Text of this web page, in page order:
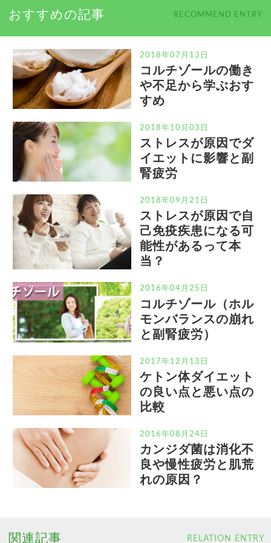
おすすめの記事 RECOMMEND ENTRY
2018年07月13日
コルチゾールの働き
や不足から学ぶおす
すめ
2018年10月03日
ストレスが原因でダ
イエットに影響と副
腎疲労
2018年09月21日
ストレスが原因で自
己免疫疾患になる可
能性があるって本
当？
2016年04月25日
コルチゾール（ホル
モンバランスの崩れ
と副腎疲労）
2017年12月13日
ケトン体ダイエット
の良い点と悪い点の
比較
2016年08月24日
カンジダ菌は消化不
良や慢性疲労と肌荒
れの原因？
関連記事 RELATION ENTRY